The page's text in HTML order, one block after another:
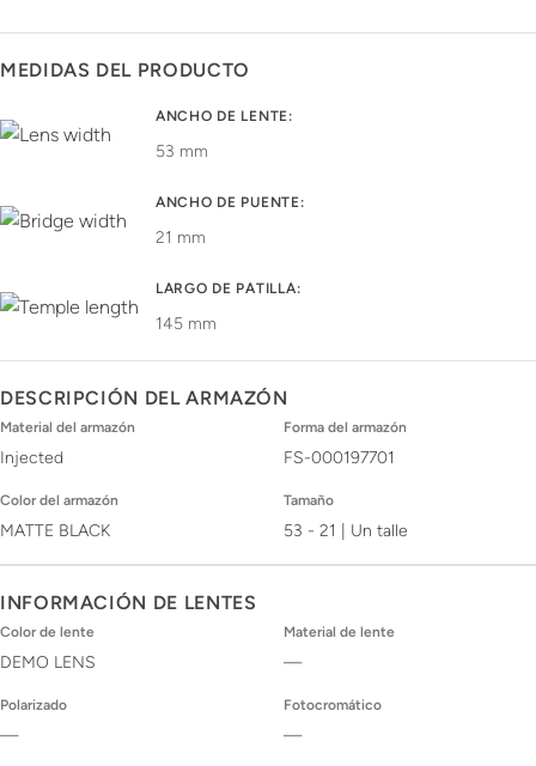
MEDIDAS DEL PRODUCTO
ANCHO DE LENTE:
53 mm
ANCHO DE PUENTE:
21 mm
LARGO DE PATILLA:
145 mm
DESCRIPCIÓN DEL ARMAZÓN
Material del armazón
Injected
Forma del armazón
FS-000197701
Color del armazón
MATTE BLACK
Tamaño
53 - 21 | Un talle
INFORMACIÓN DE LENTES
Color de lente
DEMO LENS
Material de lente
—
Polarizado
—
Fotocromático
—